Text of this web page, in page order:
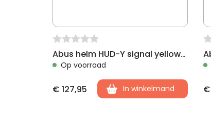
Abus helm HUD-Y signal yellow L 57-61cm
Op voorraad
€ 127,95 In winkelmand €